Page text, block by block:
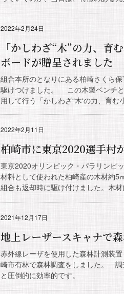
2022年2月24日
「かしわざ“木”の力、
ボードが贈呈されました
組合本所のとなりにある柏崎さくら
駆けつけました。 この木製ベンチ
用して行う「かしわざ“木‘の力、育
2022年2月11日
柏崎市に東京2020選手村
東京2020オリンピック・パラリンピ
材料として使われた柏崎産の木材約5
組合も返却時に駆け付けました。木
2021年12月17日
地上レーザースキャナで
赤外線レーザを使用した森林計測装
崎市有林で森林調査をしました。 調
と圧倒的に効